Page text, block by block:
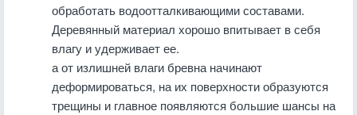
обработать водоотталкивающими составами.
Деревянный материал хорошо впитывает в себя
влагу и удерживает ее.
а от излишней влаги бревна начинают
деформироваться, на их поверхности образуются
трещины и главное появляются большие шансы на